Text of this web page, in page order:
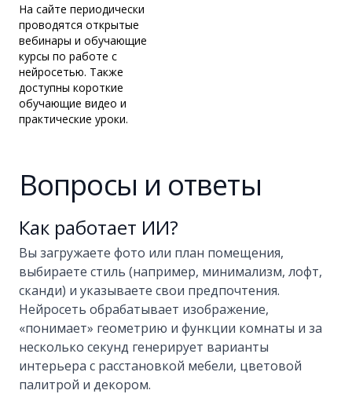
На сайте периодически
проводятся открытые
вебинары и обучающие
курсы по работе с
нейросетью. Также
доступны короткие
обучающие видео и
практические уроки.
Вопросы и ответы
Как работает ИИ?
Вы загружаете фото или план помещения,
выбираете стиль (например, минимализм, лофт,
сканди) и указываете свои предпочтения.
Нейросеть обрабатывает изображение,
«понимает» геометрию и функции комнаты и за
несколько секунд генерирует варианты
интерьера с расстановкой мебели, цветовой
палитрой и декором.